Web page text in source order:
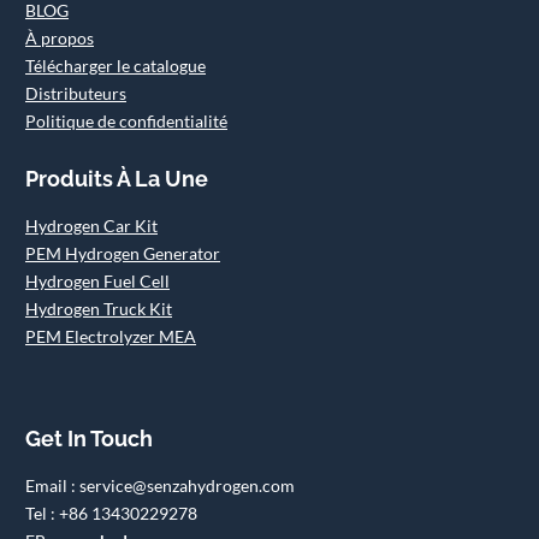
BLOG
À propos
Télécharger le catalogue
Distributeurs
Politique de confidentialité
Produits À La Une
Hydrogen Car Kit
PEM Hydrogen Generator
Hydrogen Fuel Cell
Hydrogen Truck Kit
PEM Electrolyzer MEA
Get In Touch
Email : service@senzahydrogen.com
Tel : +86 13430229278